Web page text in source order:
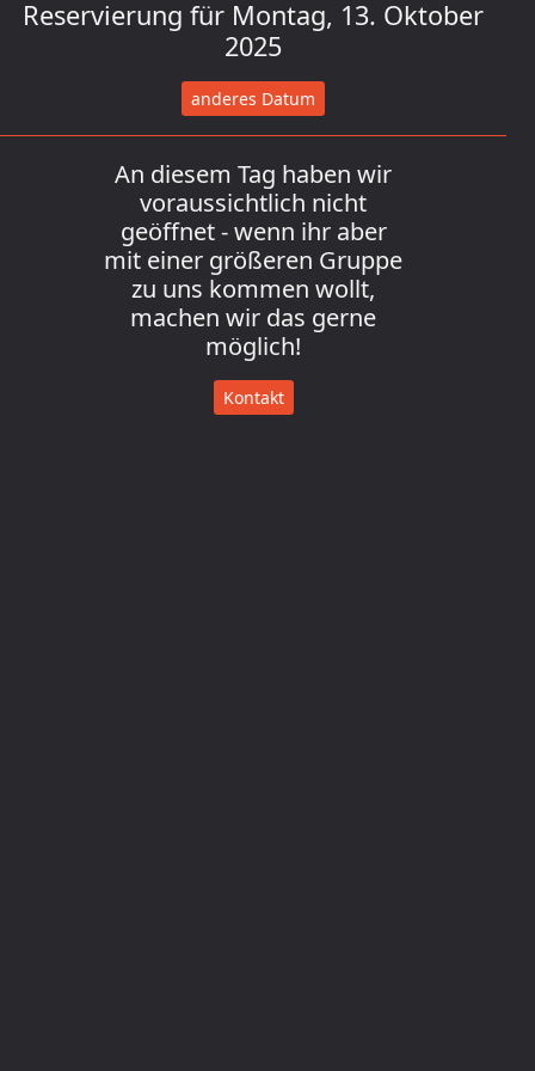
Reservierung für Montag, 13. Oktober
2025
anderes Datum
An diesem Tag haben wir
voraussichtlich nicht
geöffnet - wenn ihr aber
mit einer größeren Gruppe
zu uns kommen wollt,
machen wir das gerne
möglich!
Kontakt